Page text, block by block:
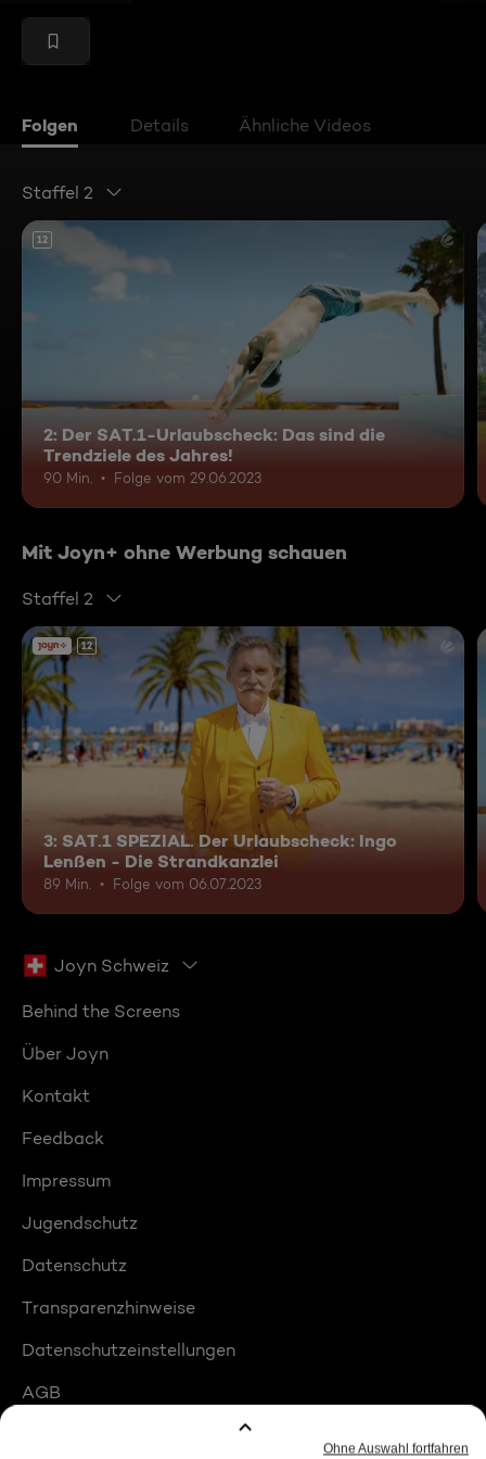
Folgen Details Ähnliche Videos
Staffel 2
12
2: Der SAT.1-Urlaubscheck: Das sind die
Trendziele des Jahres!
90 Min. Folge vom 29.06.2023
Mit Joyn+ ohne Werbung schauen
Staffel 2
12
3: SAT.1 SPEZIAL. Der Urlaubscheck: Ingo
Lenßen - Die Strandkanzlei
89 Min. Folge vom 06.07.2023
Joyn Schweiz
Behind the Screens
Über Joyn
Kontakt
Feedback
Impressum
Jugendschutz
Datenschutz
Transparenzhinweise
Datenschutzeinstellungen
AGB